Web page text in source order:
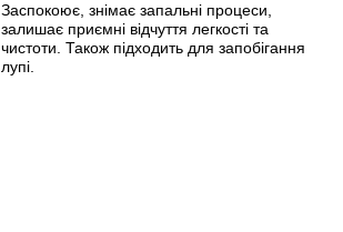
Заспокоює, знімає запальні процеси,
залишає приємні відчуття легкості та
чистоти. Також підходить для запобігання
лупі.